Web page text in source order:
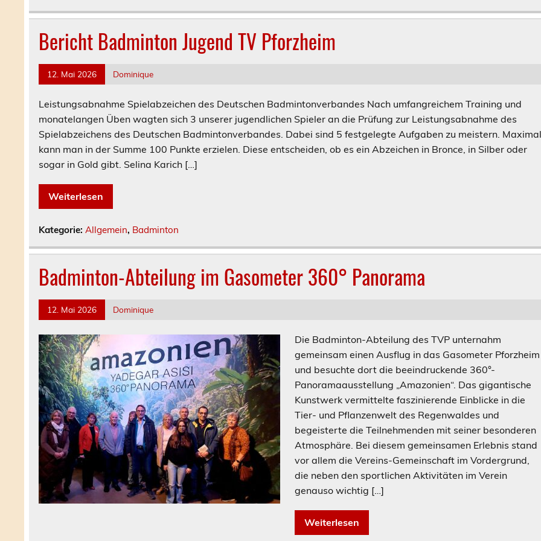
Bericht Badminton Jugend TV Pforzheim
12. Mai 2026 Dominique
Leistungsabnahme Spielabzeichen des Deutschen Badmintonverbandes Nach umfangreichem Training und
monatelangen Üben wagten sich 3 unserer jugendlichen Spieler an die Prüfung zur Leistungsabnahme des
Spielabzeichens des Deutschen Badmintonverbandes. Dabei sind 5 festgelegte Aufgaben zu meistern.
kann man in der Summe 100 Punkte erzielen. Diese entscheiden, ob es ein Abzeichen in Bronce, in Silber oder
sogar in Gold gibt. Selina Karich […]
Weiterlesen
Kategorie:Allgemein, Badminton
Badminton-Abteilung im Gasometer 360° Panorama
12. Mai 2026 Dominique
Die Badminton-Abteilung des TVP unternahm
gemeinsam einen Ausflug in das Gasometer Pforzheim
und besuchte dort die beeindruckende 360°-
Panoramaausstellung „Amazonien“. Das gigantische
Kunstwerk vermittelte faszinierende Einblicke in die
Tier- und Pflanzenwelt des Regenwaldes und
begeisterte die Teilnehmenden mit seiner besonderen
Atmosphäre. Bei diesem gemeinsamen Erlebnis stand
vor allem die Vereins-Gemeinschaft im Vordergrund,
die neben den sportlichen Aktivitäten im Verein
genauso wichtig […]
Weiterlesen